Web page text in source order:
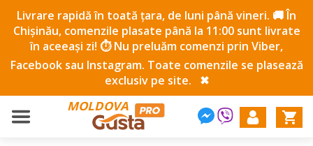
Livrare rapidă în toată țara, de luni până vineri. 🚚 În
Chișinău, comenzile plasate până la 11:00 sunt livrate
în aceeași zi! ⏱️ Nu preluăm comenzi prin Viber,
Facebook sau Instagram. Toate comenzile se plasează
exclusiv pe site.
✖
MOLDOVA